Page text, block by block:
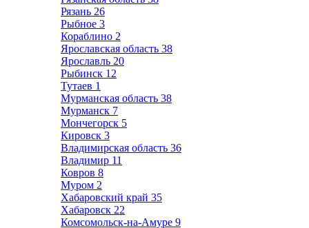
Рязань 26
Рыбное 3
Кораблино 2
Ярославская область 38
Ярославль 20
Рыбинск 12
Тутаев 1
Мурманская область 38
Мурманск 7
Мончегорск 5
Кировск 3
Владимирская область 36
Владимир 11
Ковров 8
Муром 2
Хабаровский край 35
Хабаровск 22
Комсомольск-на-Амуре 9